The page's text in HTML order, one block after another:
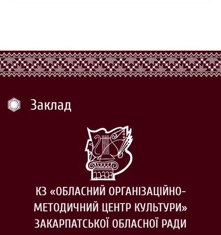
Заклад
КЗ «ОБЛАСНИЙ ОРГАНІЗАЦІЙНО-
МЕТОДИЧНИЙ ЦЕНТР КУЛЬТУРИ»
ЗАКАРПАТСЬКОЇ ОБЛАСНОЇ РАДИ